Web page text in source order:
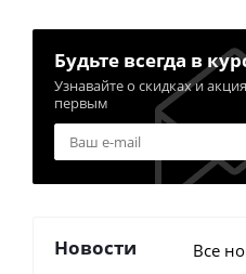
Будьте всегда в
Узнавайте о скидках и
первым
Новости Все